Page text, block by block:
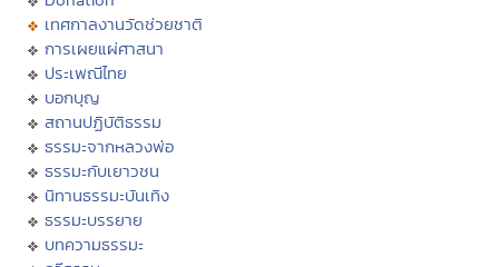
เทศกาลงานวัดช่วยชาติ
การเผยแผ่ศาสนา
ประเพณีไทย
บอกบุญ
สถานปฏิบัติธรรม
ธรรมะจากหลวงพ่อ
ธรรมะกับเยาวชน
นิทานธรรมะบันเทิง
ธรรมะบรรยาย
บทความธรรมะ